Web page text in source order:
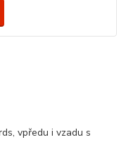
vpředu i vzadu s